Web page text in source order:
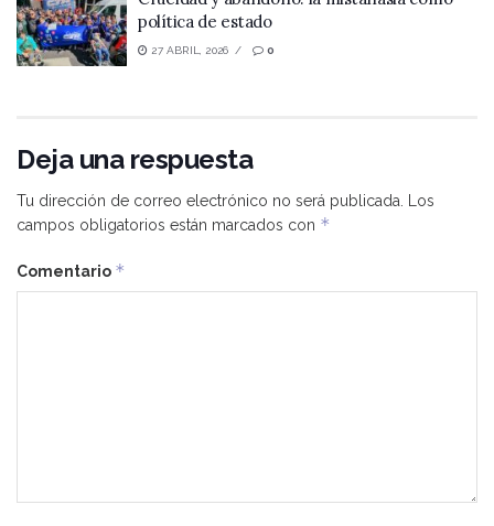
política de estado
27 ABRIL, 2026 0
Deja una respuesta
Tu dirección de correo electrónico no será publicada. Los
campos obligatorios están marcados con *
Comentario *